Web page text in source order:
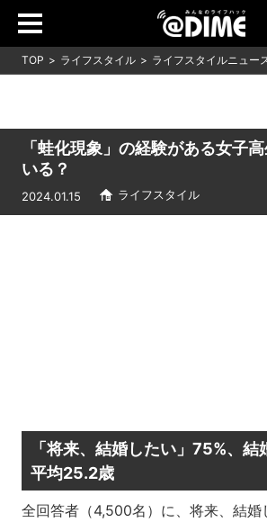
TOP ライフスタイル ライフスタイルニュー
「蛙化現象」の経験がある女子
いる？
2024.01.15 ライフスタイル
「将来、結婚したい」75%、結
平均25.2歳
全回答者（4,500名）に、将来、結婚